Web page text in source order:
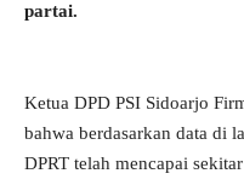
partai.
Ketua DPD PSI Sidoarjo
bahwa berdasarkan data di
DPRT telah mencapai